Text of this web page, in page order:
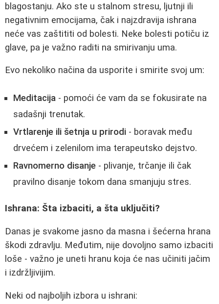
blagostanju. Ako ste u stalnom stresu, ljutnji ili
negativnim emocijama, čak i najzdravija ishrana
neće vas zaštititi od bolesti. Neke bolesti potiču iz
glave, pa je važno raditi na smirivanju uma.
Evo nekoliko načina da usporite i smirite svoj um:
Meditacija - pomoći će vam da se fokusirate na
sadašnji trenutak.
Vrtlarenje ili šetnja u prirodi - boravak među
drvećem i zelenilom ima terapeutsko dejstvo.
Ravnomerno disanje - plivanje, trčanje ili čak
pravilno disanje tokom dana smanjuju stres.
Ishrana: Šta izbaciti, a šta uključiti?
Danas je svakome jasno da masna i šećerna hrana
škodi zdravlju. Međutim, nije dovoljno samo izbaciti
loše - važno je uneti hranu koja će nas učiniti jačim
i izdržljivijim.
Neki od najboljih izbora u ishrani: